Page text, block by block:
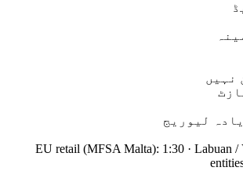
نہیں
لیوریج
EU retail (MFSA Malta): 1:30 · Labuan